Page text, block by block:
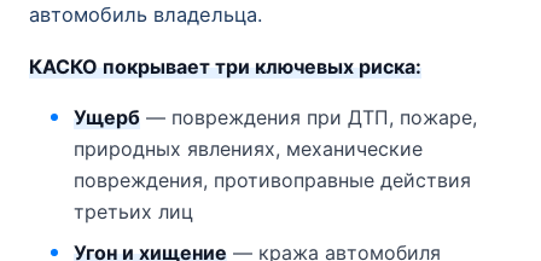
автомобиль владельца.
КАСКО покрывает три ключевых риска:
Ущерб— повреждения при ДТП, пожаре,
природных явлениях, механические
повреждения, противоправные действия
третьих лиц
Угон и хищение— кража автомобиля